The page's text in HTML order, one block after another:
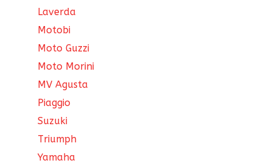
Laverda
Motobi
Moto Guzzi
Moto Morini
MV Agusta
Piaggio
Suzuki
Triumph
Yamaha